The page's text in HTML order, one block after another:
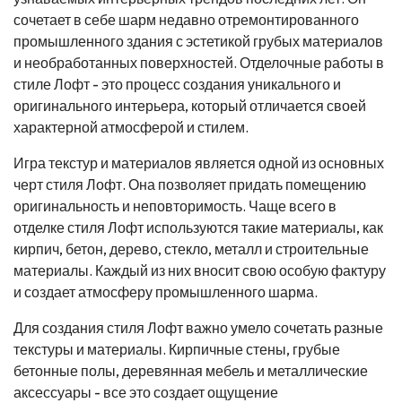
сочетает в себе шарм недавно отремонтированного
промышленного здания с эстетикой грубых материалов
и необработанных поверхностей. Отделочные работы в
стиле Лофт - это процесс создания уникального и
оригинального интерьера, который отличается своей
характерной атмосферой и стилем.
Игра текстур и материалов является одной из основных
черт стиля Лофт. Она позволяет придать помещению
оригинальность и неповторимость. Чаще всего в
отделке стиля Лофт используются такие материалы, как
кирпич, бетон, дерево, стекло, металл и строительные
материалы. Каждый из них вносит свою особую фактуру
и создает атмосферу промышленного шарма.
Для создания стиля Лофт важно умело сочетать разные
текстуры и материалы. Кирпичные стены, грубые
бетонные полы, деревянная мебель и металлические
аксессуары - все это создает ощущение